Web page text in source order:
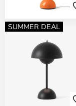
SUMMER DEAL